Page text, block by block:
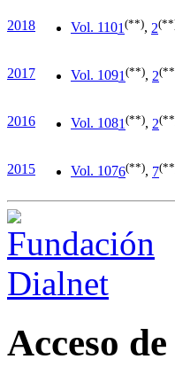
2018 Vol. 1101 (**), 2
2017 Vol. 1091 (**), 2
2016 Vol. 1081 (**), 2
2015 Vol. 1076(**), 7
Acceso